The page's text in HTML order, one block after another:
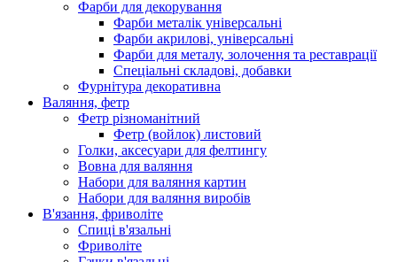
Фарби для декорування
Фарби металік універсальні
Фарби акрилові, універсальні
Фарби для металу, золочення та реставрації
Спеціальні складові, добавки
Фурнітура декоративна
Валяння, фетр
Фетр різноманітний
Фетр (войлок) листовий
Голки, аксесуари для фелтингу
Вовна для валяння
Набори для валяння картин
Набори для валяння виробів
В'язання, фриволіте
Спиці в'язальні
Фриволіте